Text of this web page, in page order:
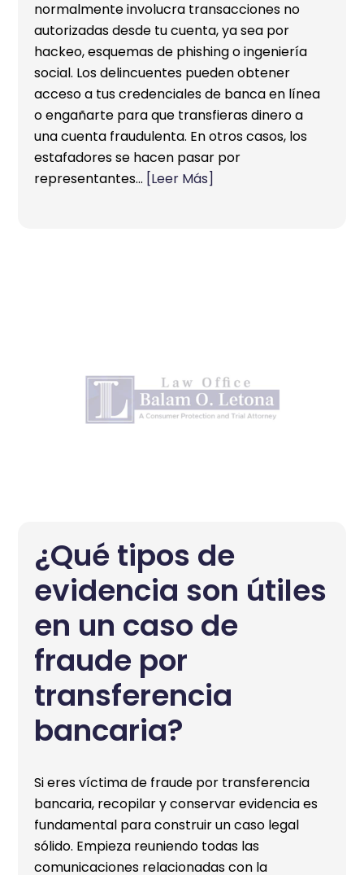
normalmente involucra transacciones no
autorizadas desde tu cuenta, ya sea por
hackeo, esquemas de phishing o ingeniería
social. Los delincuentes pueden obtener
acceso a tus credenciales de banca en línea
o engañarte para que transfieras dinero a
una cuenta fraudulenta. En otros casos, los
estafadores se hacen pasar por
representantes… [Leer Más]
¿Qué tipos de
evidencia son útiles
en un caso de
fraude por
transferencia
bancaria?
Si eres víctima de fraude por transferencia
bancaria, recopilar y conservar evidencia es
fundamental para construir un caso legal
sólido. Empieza reuniendo todas las
comunicaciones relacionadas con la